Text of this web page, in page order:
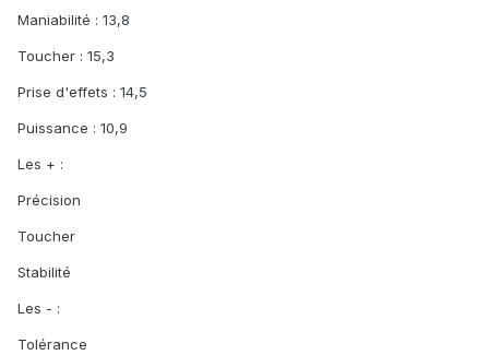
Maniabilité : 13,8
Toucher : 15,3
Prise d'effets : 14,5
Puissance : 10,9
Les + :
Précision
Toucher
Stabilité
Les - :
Tolérance